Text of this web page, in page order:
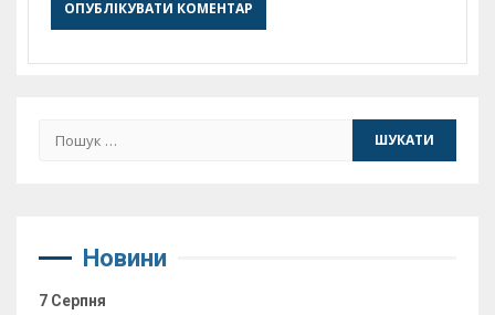
Пошук:
Новини
7 Серпня